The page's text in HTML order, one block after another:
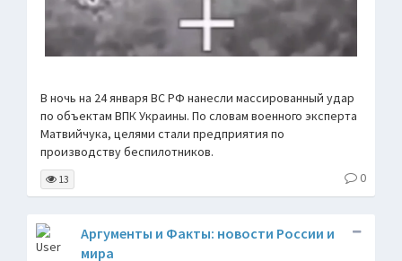
В ночь на 24 января ВС РФ нанесли массированный удар
по объектам ВПК Украины. По словам военного эксперта
Матвийчука, целями стали предприятия по
производству беспилотников.
13 0
Аргументы и Факты: новости России и
мира